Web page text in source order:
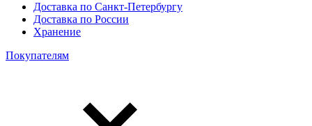
Доставка по Санкт-Петербургу
Доставка по России
Хранение
Покупателям